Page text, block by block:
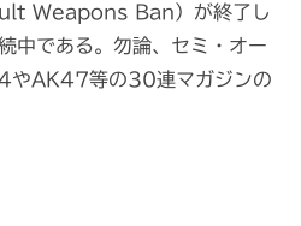
Weapons Ban）が終了し
中である。勿論、セミ・オー
やAK47等の30連マガジンの